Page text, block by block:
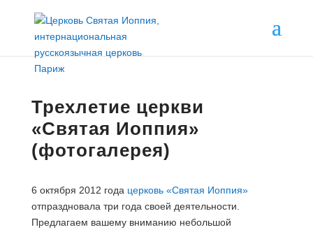
Трехлетие церкви
«Святая Иоппия»
(фотогалерея)
6 октября 2012 года церковь «Святая Иоппия»
отпраздновала три года своей деятельности.
Предлагаем вашему вниманию небольшой